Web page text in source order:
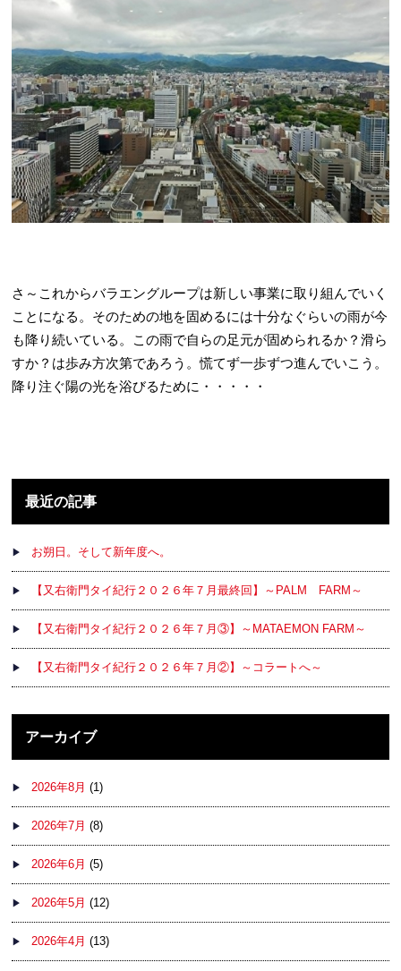
さ～これからバラエングループは新しい事業に取り組んでいく
ことになる。そのための地を固めるには十分なぐらいの雨が今
も降り続いている。この雨で自らの足元が固められるか？滑ら
すか？は歩み方次第であろう。慌てず一歩ずつ進んでいこう。
降り注ぐ陽の光を浴びるために・・・・・
最近の記事
お朔日。そして新年度へ。
【又右衛門タイ紀行２０２６年７月最終回】～PALM FARM～
【又右衛門タイ紀行２０２６年７月③】～MATAEMON FARM～
【又右衛門タイ紀行２０２６年７月②】～コラートへ～
アーカイブ
2026年8月 (1)
2026年7月 (8)
2026年6月 (5)
2026年5月 (12)
2026年4月 (13)